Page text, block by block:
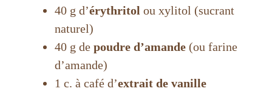
e
o
40 g d’érythritol ou xylitol (sucrant
naturel)
40 g de poudre d’amande (ou farine
d’amande)
1 c. à café d’extrait de vanille